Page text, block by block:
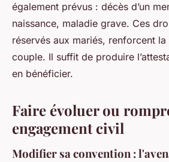
également prévus : décès d’un
naissance, maladie grave. Ces
réservés aux mariés, renforcent
couple. Il suffit de produire
en bénéficier.
Faire évoluer ou
engagement civil
Modifier sa convention :